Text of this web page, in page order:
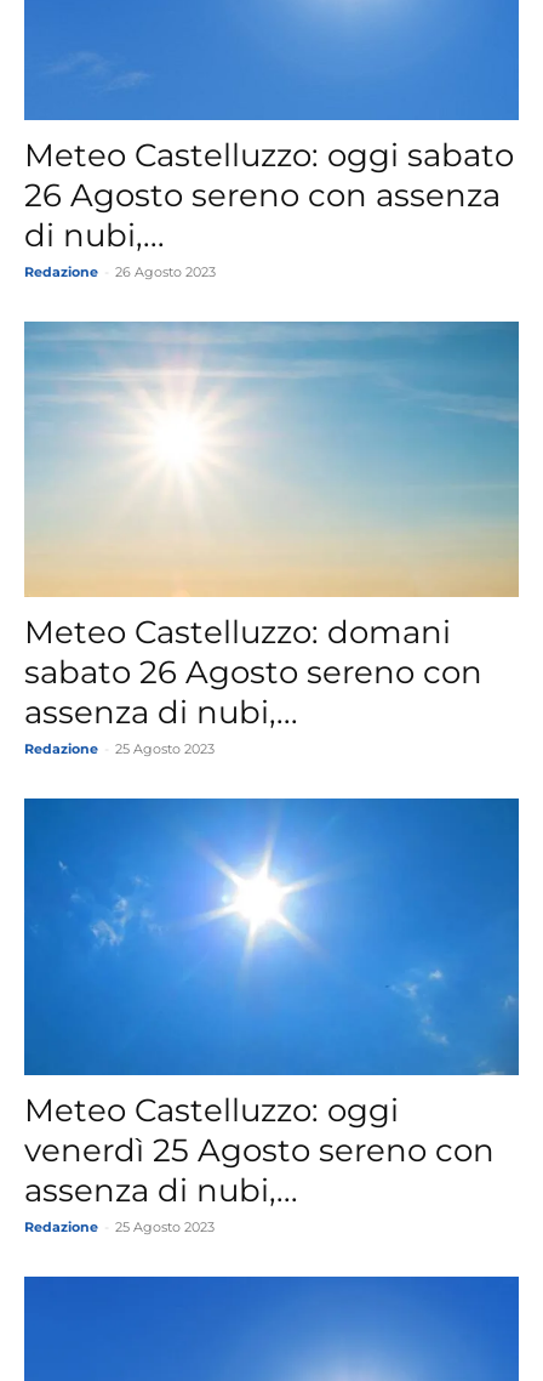
Meteo Castelluzzo: oggi sabato
26 Agosto sereno con assenza
di nubi,...
Redazione 26 Agosto 2023
Meteo Castelluzzo: domani
sabato 26 Agosto sereno con
assenza di nubi,...
Redazione 25 Agosto 2023
Meteo Castelluzzo: oggi
venerdì 25 Agosto sereno con
assenza di nubi,...
Redazione 25 Agosto 2023